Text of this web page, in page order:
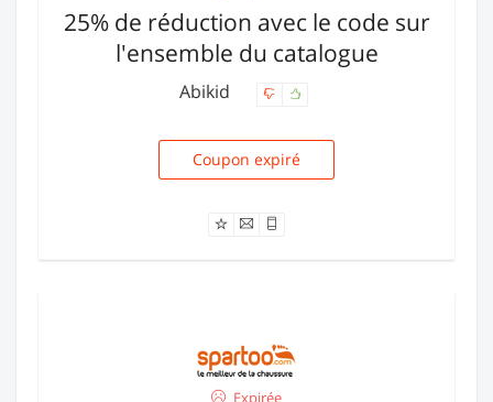
25% de réduction avec le code sur
l'ensemble du catalogue
Abikid
ETE09
Coupon expiré
Expirée